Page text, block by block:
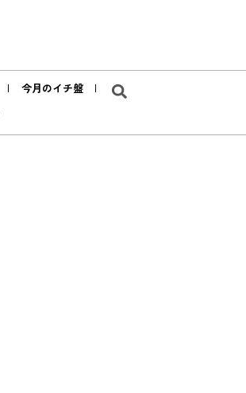
今月のイチ盤